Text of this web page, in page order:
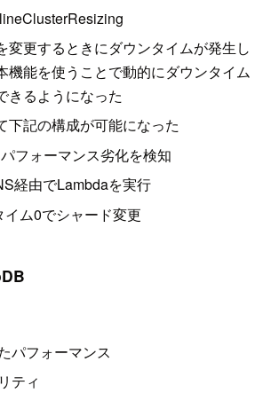
変更するときにダウンタイムが発生し
機能を使うことで動的にダウンタイム
きるようになった
下記の構成が可能になった
フォーマンス劣化を検知
経由でLambdaを実行
イム0でシャード変更
パフォーマンス
ティ